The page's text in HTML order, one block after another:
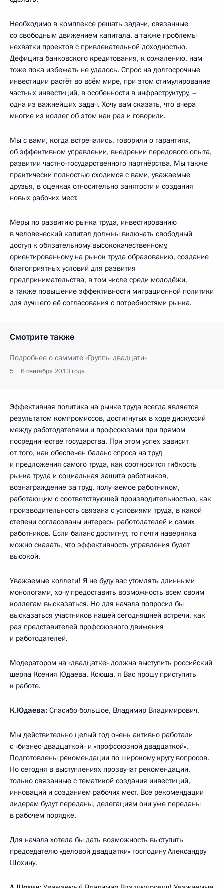
Необходимо в комплексе решать задачи, связанные
со свободным движением капитала, а также проблемы
нехватки проектов с привлекательной доходностью.
Дефицита банковского кредитования, к сожалению, нам
тоже пока избежать не удалось. Спрос на долгосрочные
инвестиции растёт во всём мире, при этом стимулирование
частных инвестиций, в особенности в инфраструктуру, –
одна из важнейших задач. Хочу вам сказать, что вчера
многие из коллег об этом как раз и говорили.
Мы с вами, когда встречались, говорили о гарантиях,
об эффективном управлении, внедрении передового опыта,
развитии частно-государственного партнёрства. Мы также
практически полностью сходимся с вами, уважаемые
друзья, в оценках относительно занятости и создания
новых рабочих мест.
Меры по развитию рынка труда, инвестированию
в человеческий капитал должны включать свободный
доступ к обязательному высококачественному,
ориентированному на рынок труда образованию, создание
благоприятных условий для развития
предпринимательства, в том числе среди молодёжи,
а также повышение эффективности миграционной политики
для лучшего её согласования с потребностями рынка.
Смотрите также
Подробнее о саммите «Группы двадцати»
5 − 6 сентября 2013 года
Эффективная политика на рынке труда всегда является
результатом компромиссов, достигнутых в ходе дискуссий
между работодателями и профсоюзами при прямом
посредничестве государства. При этом успех зависит
от того, как обеспечен баланс спроса на труд
и предложения самого труда, как соотносится гибкость
рынка труда и социальная защита работников,
вознаграждение за труд, получаемое работником,
работающим с соответствующей производительностью, как
производительность связана с условиями труда, в какой
степени согласованы интересы работодателей и самих
работников. Если баланс достигнут, то почти наверняка
можно сказать, что эффективность управления будет
высокой.
Уважаемые коллеги! Я не буду вас утомлять длинными
монологами, хочу предоставить возможность всем своим
коллегам высказаться. Но для начала попросил бы
высказаться участников нашей сегодняшней встречи, как
раз представителей профсоюзного движения
и работодателей.
Модератором на «двадцатке» должна выступить российский
шерпа Ксения Юдаева. Ксюша, я Вас прошу приступить
к работе.
К.Юдаева: Спасибо большое, Владимир Владимирович.
Мы действительно целый год очень активно работали
с «бизнес-двадцаткой» и «профсоюзной двадцаткой».
Подготовлены рекомендации по широкому кругу вопросов.
Но сегодня в выступлениях прозвучат рекомендации,
только связанные с тематикой создания инвестиций,
инноваций и созданием рабочих мест. Все рекомендации
лидерам будут переданы, делегациям они уже переданы
в рабочем порядке.
Для начала хотела бы дать возможность выступить
председателю «деловой двадцатки» господину Александру
Шохину.